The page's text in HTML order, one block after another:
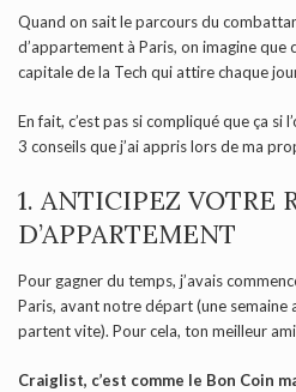
Quand on sait le parcours du
d’appartement à Paris, on imagine que
capitale de la Tech qui attire chaque
En fait, c’est pas si compliqué que ça si
3 conseils que j’ai appris lors de ma
1. ANTICIPEZ VOTRE
D’APPARTEMENT
Pour gagner du temps, j’avais
Paris, avant notre départ (une semaine
partent vite). Pour cela, ton meilleur
Craiglist, c’est comme le Bon Coin